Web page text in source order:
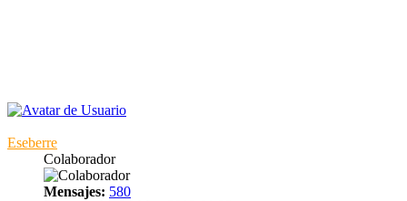
Eseberre
Colaborador
Mensajes: 580